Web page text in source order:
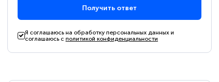
Получить ответ
Я соглашаюсь на обработку персональных данных и
соглашаюсь сполитикой конфиденциальности